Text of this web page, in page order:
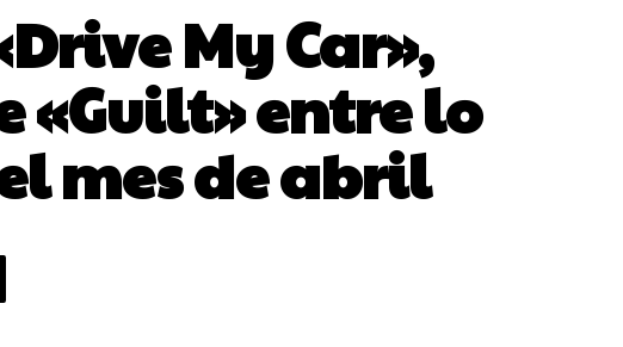
My Car»,
«Guilt» entre lo
mes de abril